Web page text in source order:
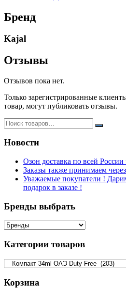
оригинал
Бренд
Kajal
Отзывы
Отзывов пока нет.
Только зарегистрированные
товар, могут публиковать отзывы.
Новости
Озон доставка по всей России
Заказы также принимаем
Уважаемые покупатели !
подарок в заказе !
Бренды выбрать
Категории товаров
Корзина